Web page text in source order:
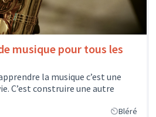
musique pour tous les
la musique c’est une
C’est construire une autre
Bléré